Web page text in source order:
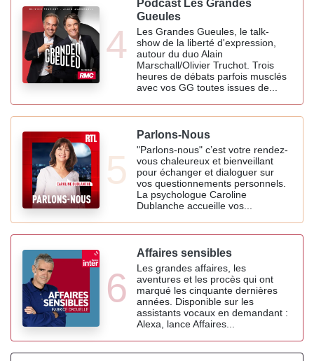
4
Podcast Les Grandes
Gueules
Les Grandes Gueules, le talk-
show de la liberté d'expression,
autour du duo Alain
Marschall/Olivier Truchot. Trois
heures de débats parfois musclés
avec vos GG toutes issues de...
5
Parlons-Nous
"Parlons-nous" c’est votre rendez-
vous chaleureux et bienveillant
pour échanger et dialoguer sur
vos questionnements personnels.
La psychologue Caroline
Dublanche accueille vos...
6
Affaires sensibles
Les grandes affaires, les
aventures et les procès qui ont
marqué les cinquante dernières
années. Disponible sur les
assistants vocaux en demandant :
Alexa, lance Affaires...